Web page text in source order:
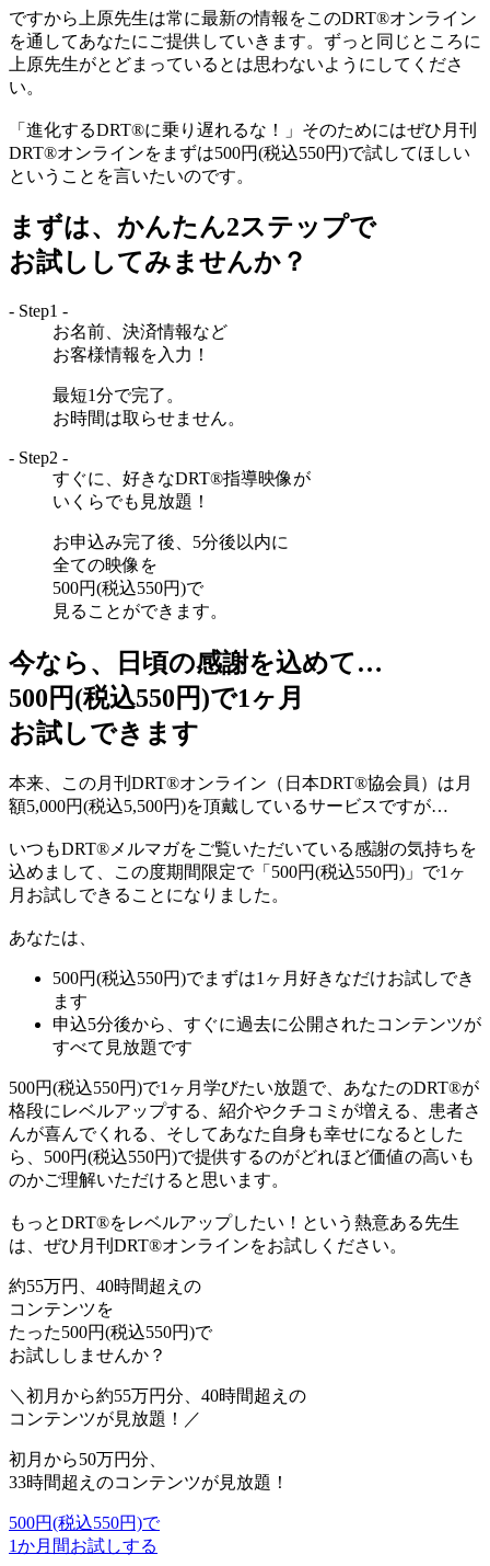
ですから上原先生は常に最新の情報をこのDRT®オンライン
を通してあなたにご提供していきます。ずっと同じところに
上原先生がとどまっているとは思わないようにしてくださ
い。
「進化するDRT®に乗り遅れるな！」そのためにはぜひ月刊
DRT®オンラインをまずは500円(税込550円)で試してほしい
ということを言いたいのです。
まずは、かんたん2ステップで
お試ししてみませんか？
- Step1 -
お名前、決済情報など
お客様情報を入力！
最短1分で完了。
お時間は取らせません。
- Step2 -
すぐに、好きなDRT®指導映像が
いくらでも見放題！
お申込み完了後、5分後以内に
全ての映像を
500円(税込550円)で
見ることができます。
今なら、日頃の感謝を込めて…
500円(税込550円)で1ヶ月
お試しできます
本来、この月刊DRT®オンライン（日本DRT®協会員）は月
額5,000円(税込5,500円)を頂戴しているサービスですが…
いつもDRT®メルマガをご覧いただいている感謝の気持ちを
込めまして、この度期間限定で「500円(税込550円) 」で1ヶ
月お試しできることになりました。
あなたは、
500円(税込550円)でまずは1ヶ月好きなだけお試しでき
ます
申込5分後から、すぐに過去に公開されたコンテンツが
すべて見放題です
500円(税込550円)で1ヶ月学びたい放題で、あなたのDRT®が
格段にレベルアップする、紹介やクチコミが増える、患者さ
んが喜んでくれる、そしてあなた自身も幸せになるとした
ら、500円(税込550円)で提供するのがどれほど価値の高いも
のかご理解いただけると思います。
もっとDRT®をレベルアップしたい！という熱意ある先生
は、ぜひ月刊DRT®オンラインをお試しください。
約55万円、40時間超えの
コンテンツを
たった500円(税込550円)で
お試ししませんか？
＼初月から約55万円分、40時間超えの
コンテンツが見放題！／
初月から50万円分、
33時間超えのコンテンツが見放題！
500円(税込550円)で
1か月間お試しする